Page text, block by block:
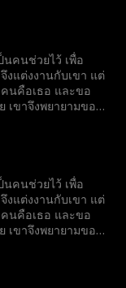
นคนช่วยไว้ เพื่อ
แต่งงานกับเขา แต่
นคือเธอ และขอ
เขาจึงพยายามขอ
นคนช่วยไว้ เพื่อ
แต่งงานกับเขา แต่
นคือเธอ และขอ
เขาจึงพยายามขอ